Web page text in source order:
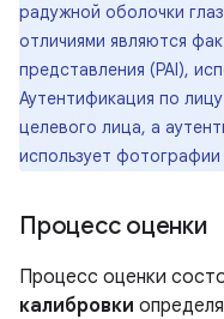
радужной оболочки
отличиями являются
представления (PAI),
Аутентификация по
целевого лица, а
использует
Процесс оценки
Процесс оценки
калибровки